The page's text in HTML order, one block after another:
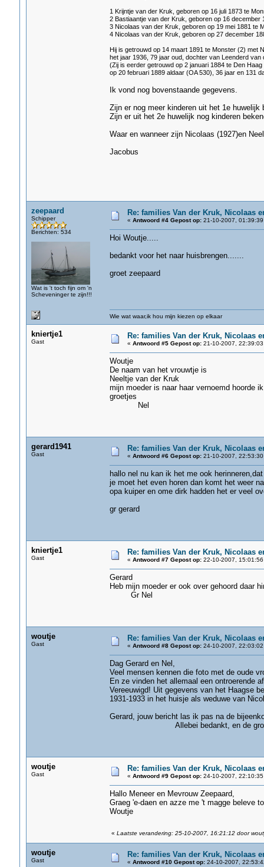
1 Krijntje van der Kruk, geboren op 16 juli 1873 te
2 Bastiaantje van der Kruk, geboren op 16 december
3 Nicolaas van der Kruk, geboren op 19 mei 1881 te
4 Nicolaas van der Kruk, geboren op 27 december
Hij is getrouwd op 14 maart 1891 te Monster (2) met
het jaar 1936, 79 jaar oud, dochter van Leenderd
(Zij is eerder getrouwd op 2 januari 1884 te Den
op 20 februari 1889 aldaar (OA 530), 36 jaar en 131
Ik vond nog bovenstaande gegevens.
Zijn er nog meer kinderen uit het 1e huwelijk
Zijn er uit het 2e huwelijk nog kinderen
Waar en wanneer zijn Nicolaas (1927)en
Jacobus
zeepaard
Schipper
Berichten: 534
Wat is 't toch fijn om 'n
Scheveninger te zijn!!!
Re: families Van der Kruk, Nicolaas
« Antwoord #4 Gepost op:21-10-2007, 01:39:39
Hoi Woutje.....
bedankt voor het naar huisbrengen.......
groet zeepaard
Wie wat waar,ik hou mijn kiezen op elkaar
kniertje1
Gast
Re: families Van der Kruk, Nicolaas
« Antwoord #5 Gepost op:21-10-2007, 22:39:03
Woutje
De naam van het vrouwtje is
Neeltje van der Kruk
mijn moeder is naar haar vernoemd hoorde ik
groetjes
Nel
gerard1941
Gast
Re: families Van der Kruk, Nicolaas
« Antwoord #6 Gepost op:21-10-2007, 22:53:30
hallo nel nu kan ik het me ook
je moet het even horen dan komt het weer
opa kuiper en ome dirk hadden het er veel
gr gerard
kniertje1
Gast
Re: families Van der Kruk, Nicolaas
« Antwoord #7 Gepost op:22-10-2007, 15:01:56
Gerard
Heb mijn moeder er ook over gehoord daar
Gr Nel
woutje
Gast
Re: families Van der Kruk, Nicolaas
« Antwoord #8 Gepost op:24-10-2007, 22:03:02
Dag Gerard en Nel,
Veel mensen kennen die foto met de oude
En ze vinden het allemaal een ontroerende
Vereeuwigd! Uit gegevens van het Haagse
1931-1933 in het huisje als weduwe van
Gerard, jouw bericht las ik pas na de
Allebei bedankt, en de
woutje
Gast
Re: families Van der Kruk, Nicolaas
« Antwoord #9 Gepost op:24-10-2007, 22:10:35
Hallo Meneer en Mevrouw Zeepaard,
Graeg 'e-daen en azze me 't magge beleve
Woutje
« Laatste verandering: 25-10-2007, 16:21:12 door
woutje
Gast
Re: families Van der Kruk, Nicolaas
« Antwoord #10 Gepost op:24-10-2007,